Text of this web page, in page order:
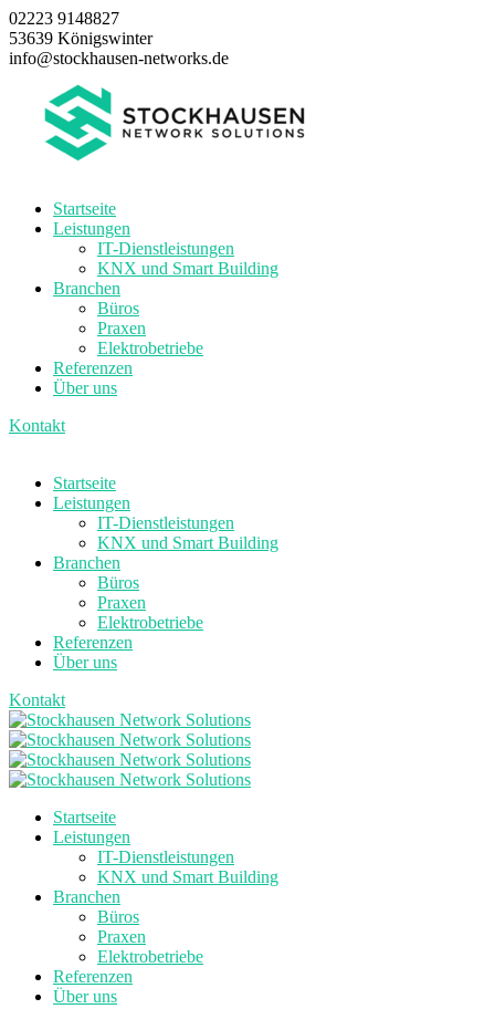
02223 9148827
53639 Königswinter
info@stockhausen-networks.de
Startseite
Leistungen
IT-Dienstleistungen
KNX und Smart Building
Branchen
Büros
Praxen
Elektrobetriebe
Referenzen
Über uns
Kontakt
Startseite
Leistungen
IT-Dienstleistungen
KNX und Smart Building
Branchen
Büros
Praxen
Elektrobetriebe
Referenzen
Über uns
Kontakt
Startseite
Leistungen
IT-Dienstleistungen
KNX und Smart Building
Branchen
Büros
Praxen
Elektrobetriebe
Referenzen
Über uns